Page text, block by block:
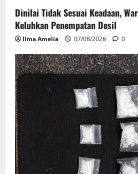
Dinilai Tidak Sesuai Keadaan,
Keluhkan Penempatan Desil
Ilma Amelia 07/08/2026 0